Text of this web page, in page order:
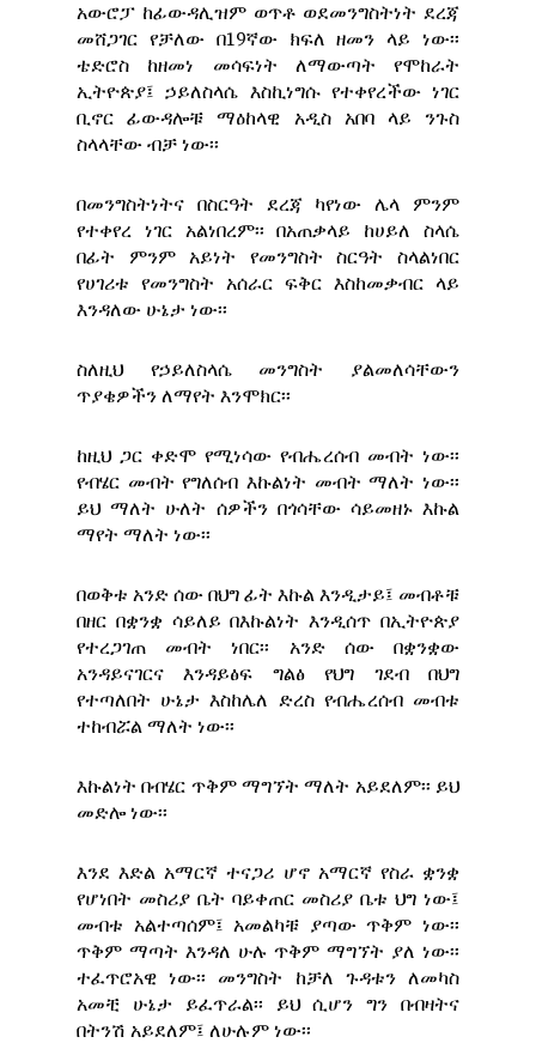
አውሮፓ ከፊውዳሊዝም ወጥቶ ወደመንግስትነት ደረጃ
መሸጋገር የቻለው በ19ኛው ክፍለ ዘመን ላይ ነው፡፡
ቴድሮስ ከዘመነ መሳፍነት ለማውጣት የሞከራት
ኢትዮጵያ፤ ኃይለስላሴ እስኪነግሱ የተቀየረችው ነገር
ቢኖር ፊውዳሎቹ ማዕከላዊ አዲስ አበባ ላይ ንጉስ
ስላላቸው ብቻ ነው፡፡
በመንግስትነትና በስርዓት ደረጃ ካየነው ሌላ ምንም
የተቀየረ ነገር አልነበረም፡፡ በአጠቃላይ ከሀይለ ስላሴ
በፊት ምንም አይነት የመንግስት ስርዓት ስላልነበር
የሀገሪቱ የመንግስት አሰራር ፍቅር እስከመቃብር ላይ
እንዳለው ሁኔታ ነው፡፡
ስለዚህ የኃይለስላሴ መንግስት ያልመለሳቸውን
ጥያቄዎችን ለማየት እንሞክር፡፡
ከዚህ ጋር ቀድሞ የሚነሳው የብሔረሰብ መብት ነው፡፡
የብሄር መብት የግለሰብ እኩልነት መብት ማለት ነው፡፡
ይህ ማለት ሁለት ሰዎችን በጎሳቸው ሳይመዘኑ እኩል
ማየት ማለት ነው፡፡
በወቅቱ አንድ ሰው በህግ ፊት እኩል እንዲታይ፤ መብቶቹ
በዘር በቋንቋ ሳይለይ በእኩልነት እንዲሰጥ በኢትዮጵያ
የተረጋገጠ መብት ነበር፡፡ አንድ ሰው በቋንቋው
አንዳይናገርና እንዳይፅፍ ግልፅ የህግ ገደብ በህግ
የተጣለበት ሁኔታ እስከሌለ ድረስ የብሔረሰብ መብቱ
ተከብሯል ማለት ነው፡፡
እኩልነት በብሄር ጥቅም ማግኘት ማለት አይደለም፡፡ ይህ
መድሎ ነው፡፡
እንደ እድል አማርኛ ተናጋሪ ሆኖ አማርኛ የስራ ቋንቋ
የሆነበት መስሪያ ቤት ባይቀጠር መስሪያ ቤቱ ህግ ነው፤
መብቱ አልተጣሰም፤ አመልካቹ ያጣው ጥቅም ነው፡፡
ጥቅም ማጣት እንዳለ ሁሉ ጥቅም ማግኘት ያለ ነው፡፡
ተፈጥሮአዊ ነው፡፡ መንግስት ከቻለ ጉዳቱን ለመካስ
አመቺ ሁኔታ ይፈጥራል፡፡ ይህ ሲሆን ግን በብዛትና
በትንሽ አይደለም፤ ለሁሉም ነው፡፡